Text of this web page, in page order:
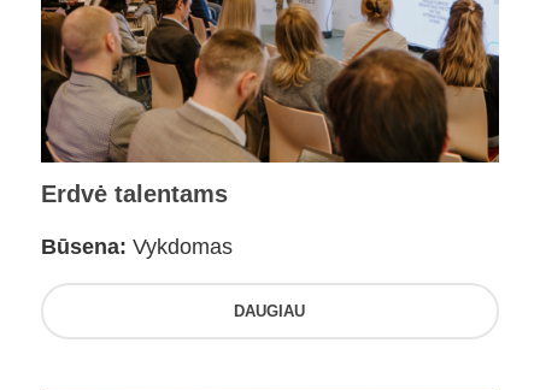
Erdvė talentams
Būsena: Vykdomas
DAUGIAU